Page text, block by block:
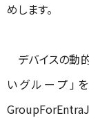
めします。
デバイスの動
いグループ」